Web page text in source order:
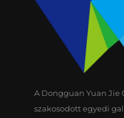
A Dongguan Yuan Jie
szakosodott egyedi